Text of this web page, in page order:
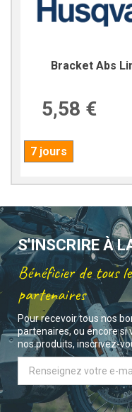
Bracket Abs
5,58 €
7 jours
S'INSCRIRE À
Bénéficier de tous
partenaires
Pour recevoir tous nos
partenaires, ou encore si
nos produits, inscrivez-